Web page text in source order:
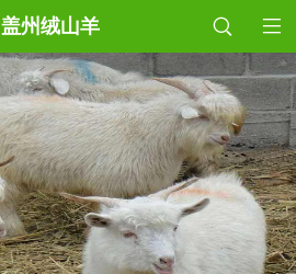
盖州绒山羊